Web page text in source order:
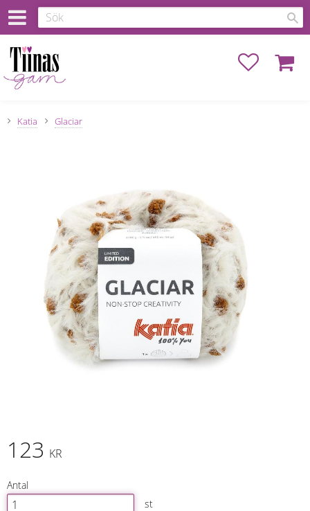
Favoriter
Katia Glaciar
123 KR
Antal
st